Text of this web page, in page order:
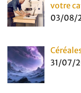
votre
03/08/
31/07/